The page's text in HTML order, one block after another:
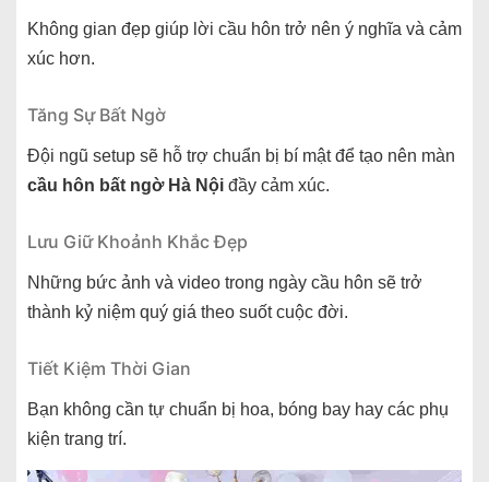
Không gian đẹp giúp lời cầu hôn trở nên ý nghĩa và cảm
xúc hơn.
Tăng Sự Bất Ngờ
Đội ngũ setup sẽ hỗ trợ chuẩn bị bí mật để tạo nên màn
cầu hôn bất ngờ Hà Nội đầy cảm xúc.
Lưu Giữ Khoảnh Khắc Đẹp
Những bức ảnh và video trong ngày cầu hôn sẽ trở
thành kỷ niệm quý giá theo suốt cuộc đời.
Tiết Kiệm Thời Gian
Bạn không cần tự chuẩn bị hoa, bóng bay hay các phụ
kiện trang trí.